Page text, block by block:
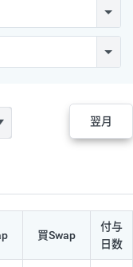
翌月
買Swap
付与
日数